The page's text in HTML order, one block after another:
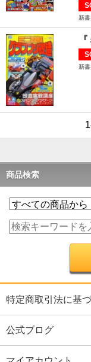
新
新
商品検索
特定商取引法に基
公式ブログ